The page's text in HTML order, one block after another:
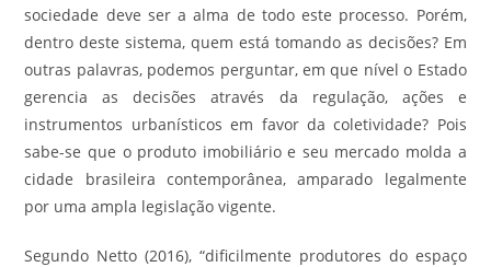
sociedade deve ser a alma de todo este processo. Porém,
dentro deste sistema, quem está tomando as decisões? Em
outras palavras, podemos perguntar, em que nível o Estado
gerencia as decisões através da regulação, ações e
instrumentos urbanísticos em favor da coletividade? Pois
sabe-se que o produto imobiliário e seu mercado molda a
cidade brasileira contemporânea, amparado legalmente
por uma ampla legislação vigente.
Segundo Netto (2016), “dificilmente produtores do espaço